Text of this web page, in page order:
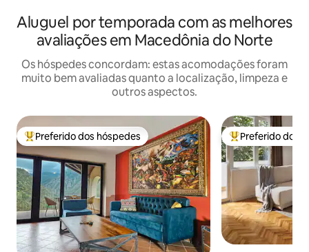
Aluguel por temporada com as melhores
avaliações em Macedônia do Norte
Os hóspedes concordam: estas acomodações foram
muito bem avaliadas quanto a localização, limpeza e
outros aspectos.
Entre os melhores preferidos dos hóspedes
Preferido dos hóspedes Entre os
Preferido dos